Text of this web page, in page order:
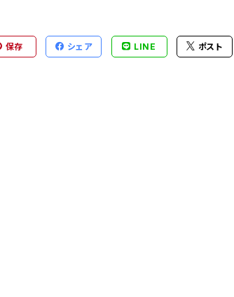
保存 シェア LINE ポスト